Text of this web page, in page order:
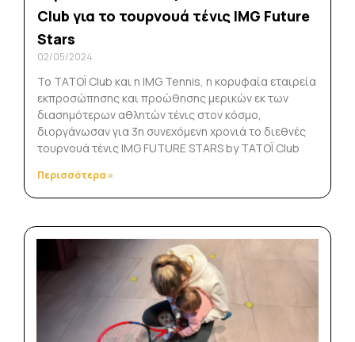
Club για το τουρνουά τένις IMG Future
Stars
02/05/2024
Το TATΟΪ Club και η IMG Tennis, η κορυφαία εταιρεία
εκπροσώπησης και προώθησης μερικών εκ των
διασημότερων αθλητών τένις στον κόσμο,
διοργάνωσαν για 3η συνεχόμενη χρονιά το διεθνές
τουρνουά τένις IMG FUTURE STARS by TATOÏ Club
Περισσότερα »